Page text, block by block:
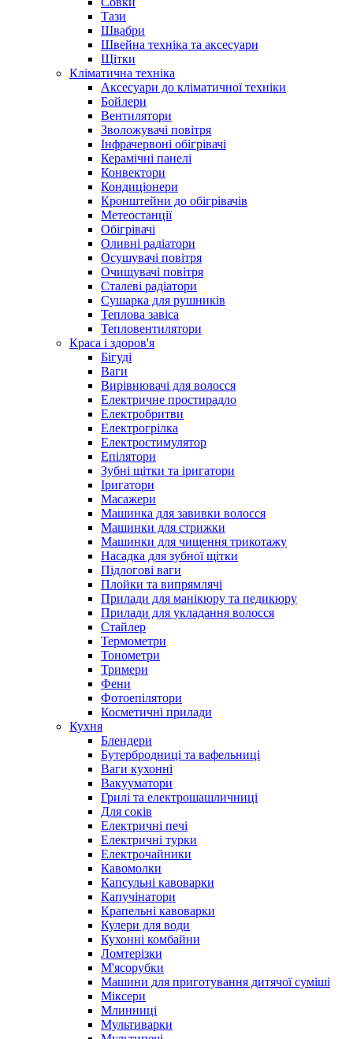
Тази
Швабри
Швейна техніка та аксесуари
Щітки
Кліматична техніка
Аксесуари до кліматичної техніки
Бойлери
Вентилятори
Зволожувачі повітря
Інфрачервоні обігрівачі
Керамічні панелі
Конвектори
Кондиціонери
Кронштейни до обігрівачів
Метеостанції
Обігрівачі
Оливні радіатори
Осушувачі повітря
Очищувачі повітря
Сталеві радіатори
Сушарка для рушників
Теплова завіса
Тепловентилятори
Краса і здоров'я
Бігуді
Ваги
Вирівнювачі для волосся
Електричне простирадло
Електробритви
Електрогрілка
Електростимулятор
Епілятори
Зубні щітки та іригатори
Іригатори
Масажери
Машинка для завивки волосся
Машинки для стрижки
Машинки для чищення трикотажу
Насадка для зубної щітки
Підлогові ваги
Плойки та випрямлячі
Прилади для манікюру та педикюру
Прилади для укладання волосся
Стайлер
Термометри
Тонометри
Тримери
Фени
Фотоепілятори
Косметичні прилади
Кухня
Блендери
Бутербродниці та вафельниці
Ваги кухонні
Вакууматори
Грилі та електрошашличниці
Для соків
Електричні печі
Електричні турки
Електрочайники
Кавомолки
Капсульні кавоварки
Капучінатори
Крапельні кавоварки
Кулери для води
Кухонні комбайни
Ломтерізки
М'ясорубки
Машини для приготування дитячої суміші
Міксери
Млинниці
Мультиварки